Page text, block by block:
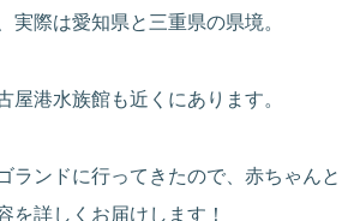
実際は愛知県と三重県の県境。
屋港水族館も近くにあります。
ランドに行ってきたので、赤ちゃんと
を詳しくお届けします！